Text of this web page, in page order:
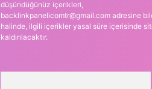
düşündüğünüz içerikleri,
backlinkpanelicomtr@gmail.comadresine
halinde, ilgili içerikler yasal süre içerisinde
kaldırılacaktır.